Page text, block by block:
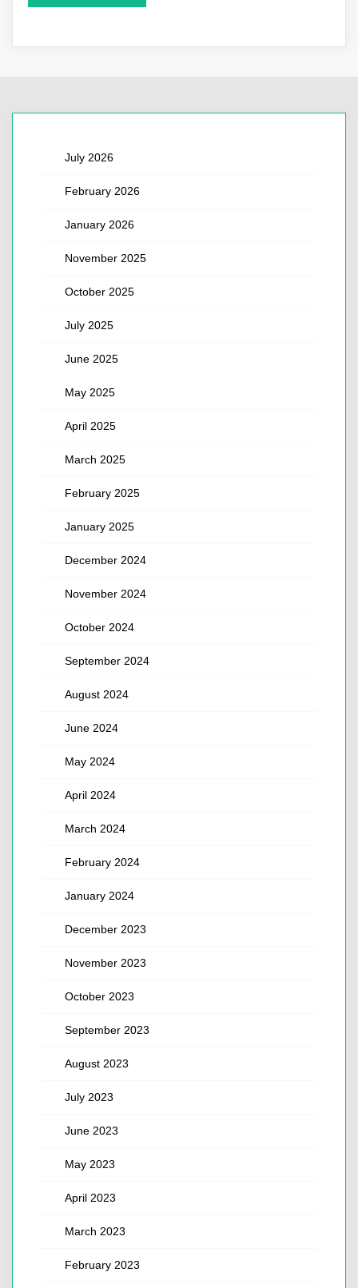
July 2026
February 2026
January 2026
November 2025
October 2025
July 2025
June 2025
May 2025
April 2025
March 2025
February 2025
January 2025
December 2024
November 2024
October 2024
September 2024
August 2024
June 2024
May 2024
April 2024
March 2024
February 2024
January 2024
December 2023
November 2023
October 2023
September 2023
August 2023
July 2023
June 2023
May 2023
April 2023
March 2023
February 2023